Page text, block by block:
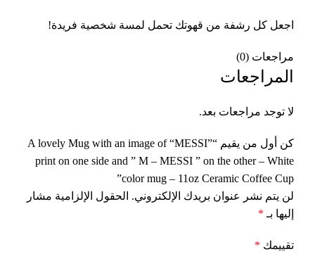
اجعل كل رشفة من قهوتك تحمل لمسة شخصية فريدة!
مراجعات (0)
المراجعات
لا توجد مراجعات بعد.
كن أول من يقيم “A lovely Mug with an image of “MESSI”
print on one side and ” M – MESSI ” on the other – White
color mug – 11oz Ceramic Coffee Cup”
لن يتم نشر عنوان بريدك الإلكتروني. الحقول الإلزامية مشار
إليها بـ *
تقييمك *